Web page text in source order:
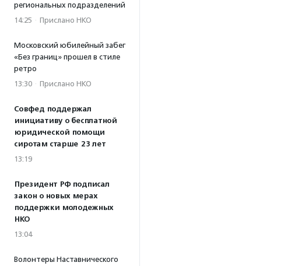
региональных подразделений
14:25 · Прислано НКО
Московский юбилейный забег
«Без границ» прошел в стиле
ретро
13:30 · Прислано НКО
Совфед поддержал
инициативу о бесплатной
юридической помощи
сиротам старше 23 лет
13:19
Президент РФ подписал
закон о новых мерах
поддержки молодежных
НКО
13:04
Волонтеры Наставнического